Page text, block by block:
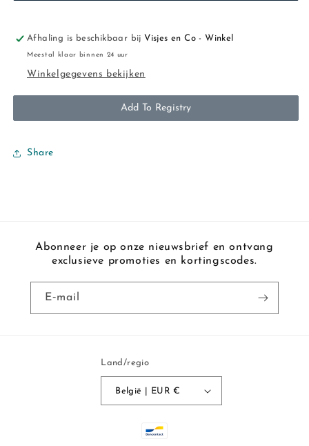
Afhaling is beschikbaar bijVisjes en Co - Winkel
Meestal klaar binnen 24 uur
Winkelgegevens bekijken
Add To Registry
Share
Abonneer je op onze nieuwsbrief en ontvang
exclusieve promoties en kortingscodes.
E‑mail
Land/regio
België | EUR €
Betaalmethoden